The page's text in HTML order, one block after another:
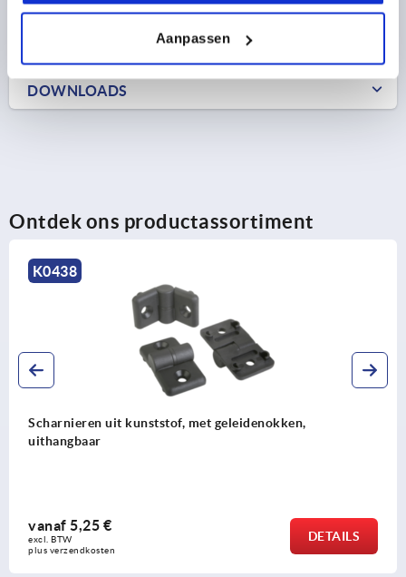
Aanpassen
DOWNLOADS
Ontdek ons productassortiment
K0438
Scharnieren uit kunststof, met geleidenokken,
uithangbaar
vanaf5,25 €
excl. BTW
plus verzendkosten
DETAILS